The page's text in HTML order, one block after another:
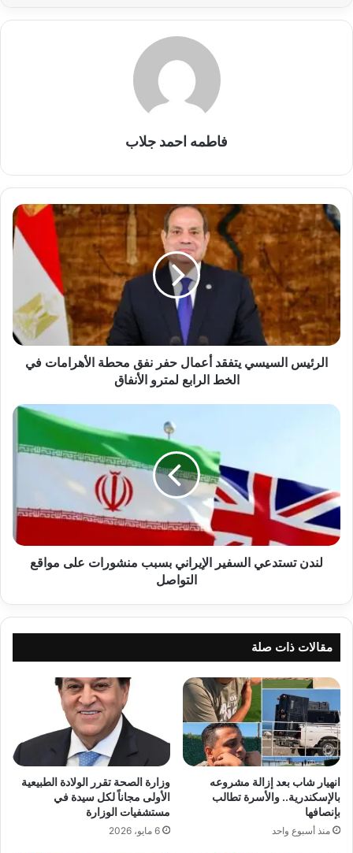
فاطمه احمد جلاب
الرئيس
السيسي
يتفقد
أعمال
حفر
نفق
محطة
الأهرامات
في
الخط
الأنفاق
الرئيس السيسي يتفقد أعمال حفر نفق محطة الأهرامات في
الخط الرابع لمترو الأنفاق
لندن
منشورات
على
مواقع
التواصل
لندن تستدعي السفير الإيراني بسبب منشورات على مواقع
التواصل
مقالات ذات صلة
انهيار شاب بعد إزالة مشروعه
بالإسكندرية.. والأسرة تطالب
بإنصافها
منذ أسبوع واحد
وزارة الصحة تقرر الولادة الطبيعية
الأولى مجاناً لكل سيدة في
مستشفيات الوزارة
6 مايو، 2026